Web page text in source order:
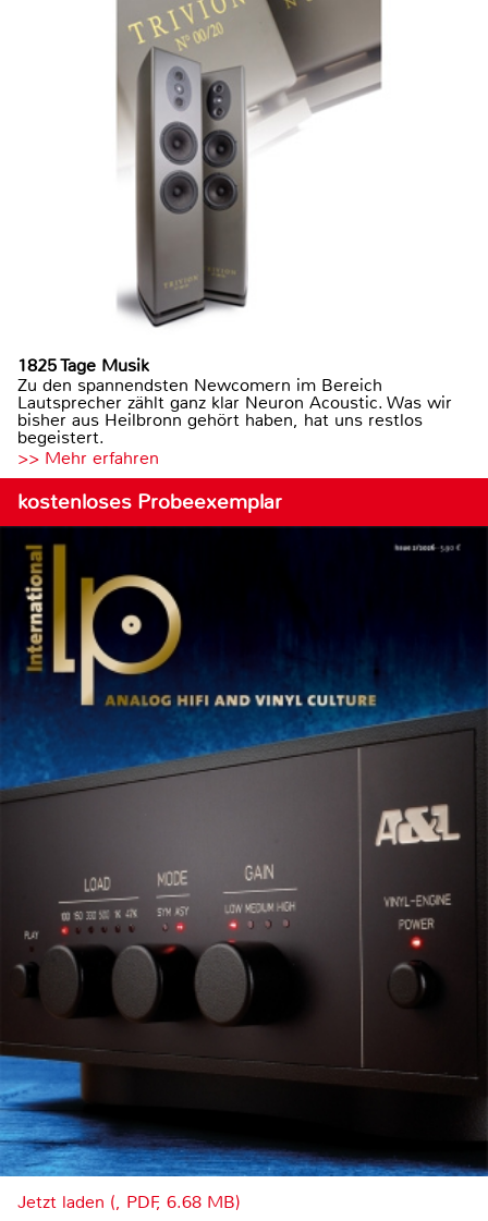
1825 Tage Musik
Zu den spannendsten Newcomern im Bereich
Lautsprecher zählt ganz klar Neuron Acoustic. Was wir
bisher aus Heilbronn gehört haben, hat uns restlos
begeistert.
>> Mehr erfahren
kostenloses Probeexemplar
Jetzt laden (, PDF, 6.68 MB)